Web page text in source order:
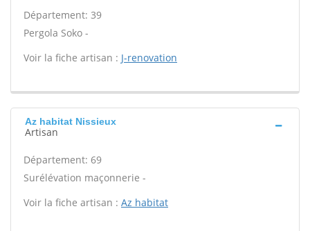
Département: 39
Pergola Soko -
Voir la fiche artisan : J-renovation
Az habitat Nissieux
Artisan
Département: 69
Surélévation maçonnerie -
Voir la fiche artisan : Az habitat